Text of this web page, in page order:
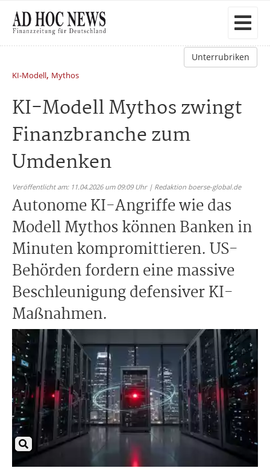
Unterrubriken
KI-Modell, Mythos
KI-Modell Mythos zwingt
Finanzbranche zum
Umdenken
Veröffentlicht am: 11.04.2026 um 09:09 Uhr | Redaktion boerse-global.de
Autonome KI-Angriffe wie das
Modell Mythos können Banken in
Minuten kompromittieren. US-
Behörden fordern eine massive
Beschleunigung defensiver KI-
Maßnahmen.